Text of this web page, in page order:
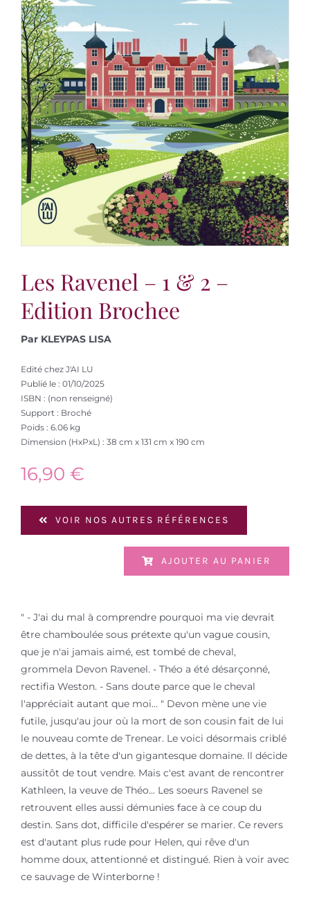
Les Ravenel – 1 & 2 –
Edition Brochee
Par KLEYPAS LISA
Edité chez J'AI LU
Publié le : 01/10/2025
ISBN : (non renseigné)
Support : Broché
Poids : 6.06 kg
Dimension (HxPxL) : 38 cm x 131 cm x 190 cm
16,90 €
VOIR NOS AUTRES RÉFÉRENCES
AJOUTER AU PANIER
" - J'ai du mal à comprendre pourquoi ma vie devrait
être chamboulée sous prétexte qu'un vague cousin,
que je n'ai jamais aimé, est tombé de cheval,
grommela Devon Ravenel. - Théo a été désarçonné,
rectifia Weston. - Sans doute parce que le cheval
l'appréciait autant que moi... " Devon mène une vie
futile, jusqu'au jour où la mort de son cousin fait de lui
le nouveau comte de Trenear. Le voici désormais criblé
de dettes, à la tête d'un gigantesque domaine. Il décide
aussitôt de tout vendre. Mais c'est avant de rencontrer
Kathleen, la veuve de Théo... Les soeurs Ravenel se
retrouvent elles aussi démunies face à ce coup du
destin. Sans dot, difficile d'espérer se marier. Ce revers
est d'autant plus rude pour Helen, qui rêve d'un
homme doux, attentionné et distingué. Rien à voir avec
ce sauvage de Winterborne !